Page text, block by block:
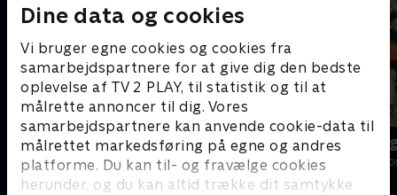
Dine data og cookies
Vi bruger egne cookies og cookies fra
samarbejdspartnere for at give dig den bedste
oplevelse af TV 2 PLAY, til statistik og til at
målrette annoncer til dig. Vores
samarbejdspartnere kan anvende cookie-data til
målrettet markedsføring på egne og andres
platforme. Du kan til- og fravælge cookies
herunder, og du kan altid trække dit samtykke
Fem fede kokke
Livsstil • 5 sæsoner
Min
Livsstil • 3